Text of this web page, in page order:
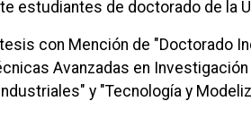
estudiantes de doctorado de la
con Mención de "Doctorado
Avanzadas en Investigación
y "Tecnología y